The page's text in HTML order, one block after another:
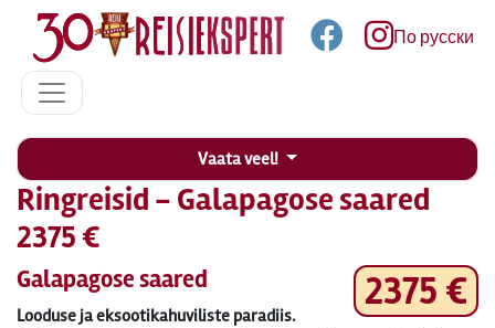
По русски
Vaata veel!
Ringreisid - Galapagose saared
2375 €
2375 €
Galapagose saared
Looduse ja eksootikahuviliste paradiis.